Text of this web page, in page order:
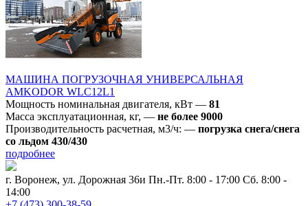
МАШИНА ПОГРУЗОЧНАЯ УНИВЕРСАЛЬНАЯ
AMKODOR WLC12L1
Мощность номинальная двигателя, кВт — 81
Масса эксплуатационная, кг, — не более 9000
Производительность расчетная, м3/ч: — погрузка снега/снега
со льдом 430/430
подробнее
г. Воронеж, ул. Дорожная 36и Пн.-Пт. 8:00 - 17:00 Сб. 8:00 -
14:00